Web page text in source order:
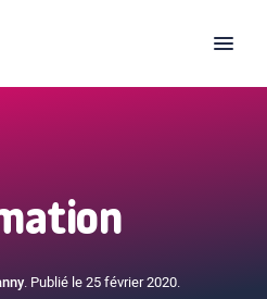
. Publié le 25 février 2020.